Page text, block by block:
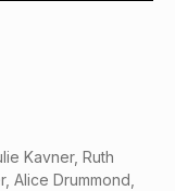
Kavner, Ruth
Alice Drummond,